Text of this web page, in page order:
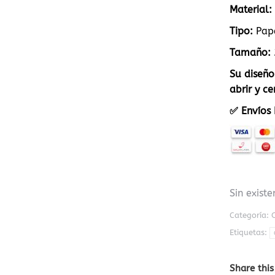
Material:
Tipo:
Tamaño:
Su
abrir y
✅
Sin
Categoría:
Etiquetas:
Share